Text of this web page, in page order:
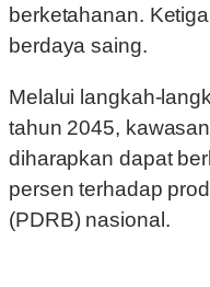
berketahanan.
berdaya saing.
Melalui langkah-
tahun 2045,
diharapkan dapat
persen terhadap
(PDRB) nasional.